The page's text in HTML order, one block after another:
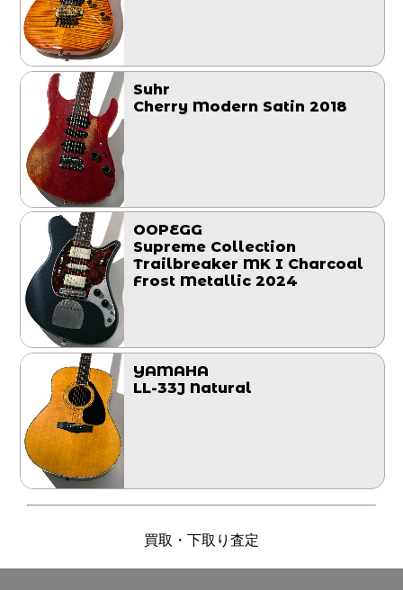
Suhr
Cherry Modern Satin 2018
OOPEGG
Supreme Collection
Trailbreaker MK I Charcoal
Frost Metallic 2024
YAMAHA
LL-33J Natural
買取・下取り査定